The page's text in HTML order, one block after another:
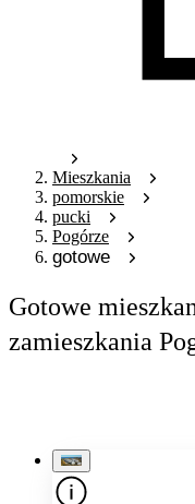
Mieszkania
pomorskie
pucki
Pogórze
gotowe
Gotowe
zamieszkania